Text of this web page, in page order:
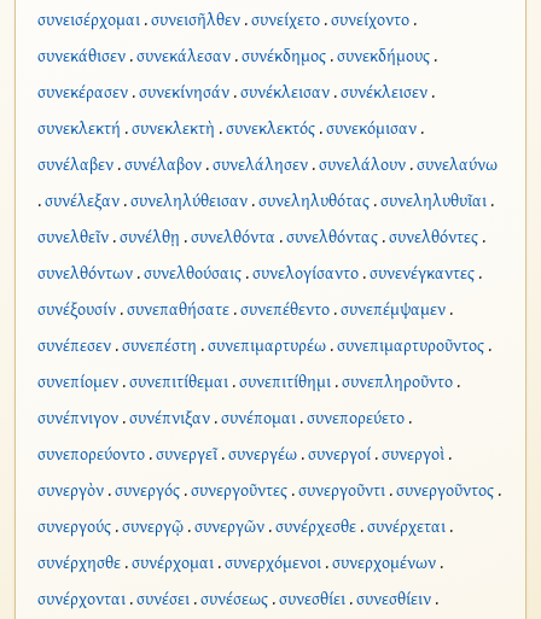
συνεισέρχομαι.συνεισῆλθεν.συνείχετο.συνείχοντο.
συνεκάθισεν.συνεκάλεσαν.συνέκδημος.συνεκδήμους.
συνεκέρασεν.συνεκίνησάν.συνέκλεισαν.συνέκλεισεν.
συνεκλεκτή .συνεκλεκτὴ .συνεκλεκτός.συνεκόμισαν.
συνέλαβεν.συνέλαβον.συνελάλησεν.συνελάλουν.συνελαύνω
.συνέλεξαν.συνεληλύθεισαν.συνεληλυθότας.συνεληλυθυῖαι.
συνελθεῖν.συνέλθῃ .συνελθόντα .συνελθόντας.συνελθόντες.
συνελθόντων.συνελθούσαις.συνελογίσαντο.συνενέγκαντες.
συνέξουσίν.συνεπαθήσατε.συνεπέθεντο.συνεπέμψαμεν.
συνέπεσεν.συνεπέστη .συνεπιμαρτυρέω.συνεπιμαρτυροῦντος.
συνεπίομεν.συνεπιτίθεμαι.συνεπιτίθημι.συνεπληροῦντο.
συνέπνιγον.συνέπνιξαν.συνέπομαι.συνεπορεύετο.
συνεπορεύοντο.συνεργεῖ.συνεργέω.συνεργοί.συνεργοὶ.
συνεργὸν.συνεργός.συνεργοῦντες.συνεργοῦντι.συνεργοῦντος.
συνεργούς.συνεργῷ.συνεργῶν.συνέρχεσθε.συνέρχεται.
συνέρχησθε.συνέρχομαι.συνερχόμενοι.συνερχομένων.
συνέρχονται.συνέσει.συνέσεως.συνεσθίει.συνεσθίειν.